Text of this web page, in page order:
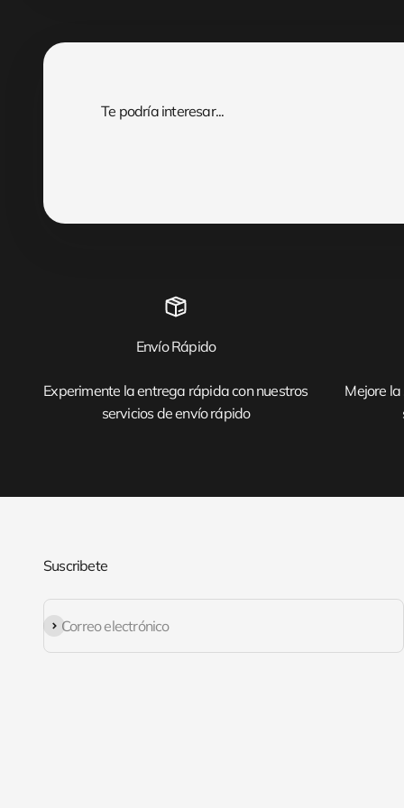
Envío Rápido
Experimente la entrega rápida con nuestros
servicios de envío rápido
Mejore
Suscribete
Correo electrónico
Suscribirse